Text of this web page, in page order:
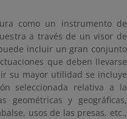
como un instrumento de
a través de un visor de
incluir un gran conjunto
que deben llevarse
su mayor utilidad se incluye
seleccionada relativa a la
geométricas y geográficas,
usos de las presas, etc.,